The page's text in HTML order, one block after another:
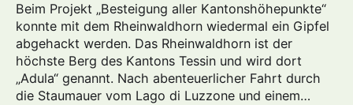
Beim Projekt „Besteigung aller Kantonshöhepunkte“
konnte mit dem Rheinwaldhorn wiedermal ein Gipfel
abgehackt werden. Das Rheinwaldhorn ist der
höchste Berg des Kantons Tessin und wird dort
„Adula“ genannt. Nach abenteuerlicher Fahrt durch
die Staumauer vom Lago di Luzzone und einem…